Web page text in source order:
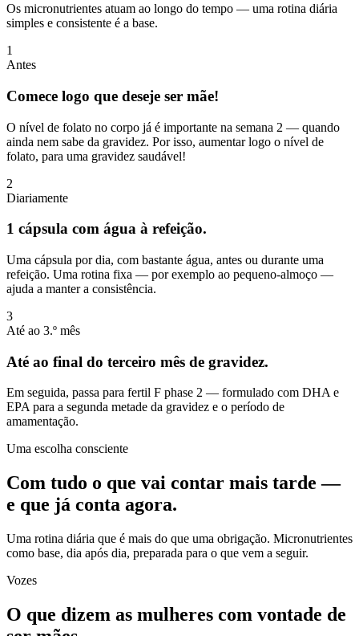
Os micronutrientes atuam ao longo do tempo — uma rotina diária
simples e consistente é a base.
1
Antes
Comece logo que deseje ser mãe!
O nível de folato no corpo já é importante na semana 2 — quando
ainda nem sabe da gravidez. Por isso, aumentar logo o nível de
folato, para uma gravidez saudável!
2
Diariamente
1 cápsula com água à refeição.
Uma cápsula por dia, com bastante água, antes ou durante uma
refeição. Uma rotina fixa — por exemplo ao pequeno-almoço —
ajuda a manter a consistência.
3
Até ao 3.º mês
Até ao final do terceiro mês de gravidez.
Em seguida, passa para fertil F phase 2 — formulado com DHA e
EPA para a segunda metade da gravidez e o período de
amamentação.
Uma escolha consciente
Com tudo o que vai contar mais tarde —
e que já conta agora.
Uma rotina diária que é mais do que uma obrigação. Micronutrientes
como base, dia após dia, preparada para o que vem a seguir.
Vozes
O que dizem as mulheres com vontade de